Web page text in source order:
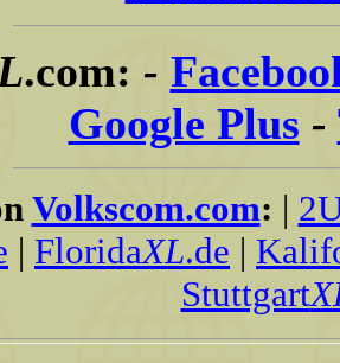
.com: -
Google Plus -
Volkscom.com: |
| FloridaXL.de |
Stuttgart